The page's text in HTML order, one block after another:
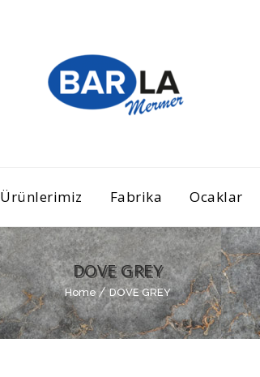
Ürünlerimiz Fabrika Ocaklar
DOVE GREY
Home DOVE GREY